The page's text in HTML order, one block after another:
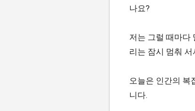
나요?
저는 그럴 때마다
리는 잠시 멈춰
오늘은 인간의 복
니다.